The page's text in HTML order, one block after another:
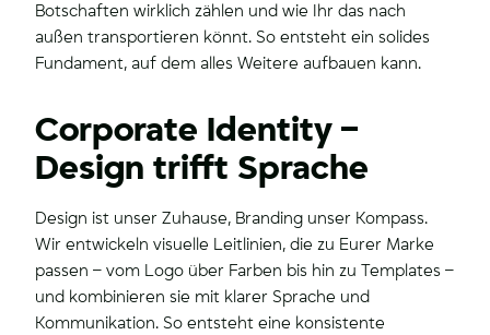
Botschaften wirklich zählen und wie Ihr das nach
außen transportieren könnt. So entsteht ein solides
Fundament, auf dem alles Weitere aufbauen kann.
Corporate Identity –
Design trifft Sprache
Design ist unser Zuhause, Branding unser Kompass.
Wir entwickeln visuelle Leitlinien, die zu Eurer Marke
passen – vom Logo über Farben bis hin zu Templates –
und kombinieren sie mit klarer Sprache und
Kommunikation. So entsteht eine konsistente